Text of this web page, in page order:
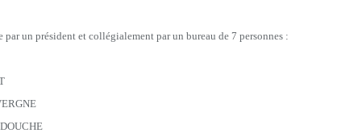
par un président et collégialement par un bureau de 7 personnes :